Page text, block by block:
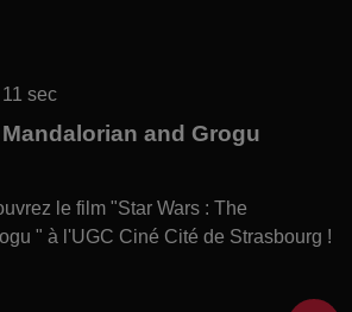
sec
and Grogu
le film "Star Wars : The
" à l'UGC Ciné Cité de Strasbourg !